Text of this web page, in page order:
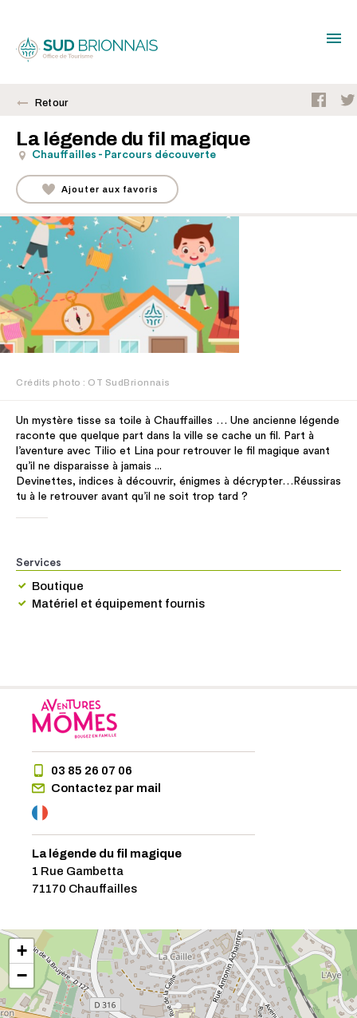
Retour
La légende du fil magique
Chauffailles - Parcours découverte
Ajouter aux favoris
Crédits photo : OT SudBrionnais
Un mystère tisse sa toile à Chauffailles … Une ancienne légende
raconte que quelque part dans la ville se cache un fil. Part à
l’aventure avec Tilio et Lina pour retrouver le fil magique avant
qu’il ne disparaisse à jamais ...
Devinettes, indices à découvrir, énigmes à décrypter…Réussiras
tu à le retrouver avant qu’il ne soit trop tard ?
Services
Boutique
Matériel et équipement fournis
03 85 26 07 06
Contactez par mail
La légende du fil magique
1 Rue Gambetta
71170 Chauffailles
+
−